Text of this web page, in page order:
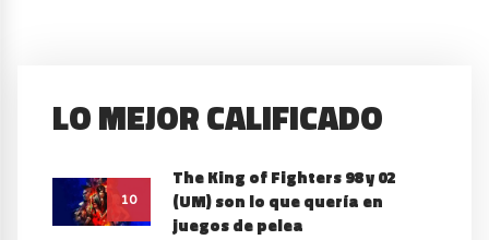
LO MEJOR CALIFICADO
10
The King of Fighters 98 y 02
(UM) son lo que quería en
juegos de pelea